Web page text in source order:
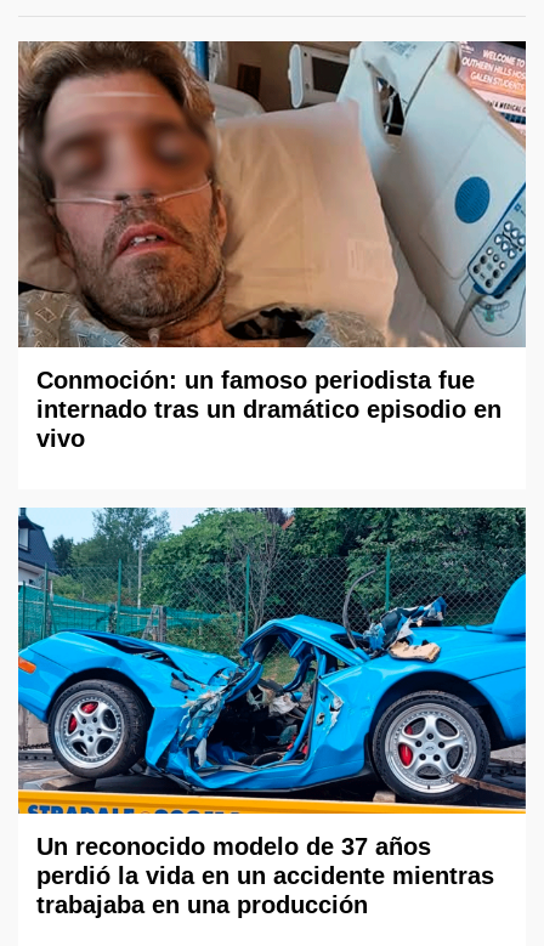
Conmoción: un famoso periodista fue
internado tras un dramático episodio en
vivo
Un reconocido modelo de 37 años
perdió la vida en un accidente mientras
trabajaba en una producción